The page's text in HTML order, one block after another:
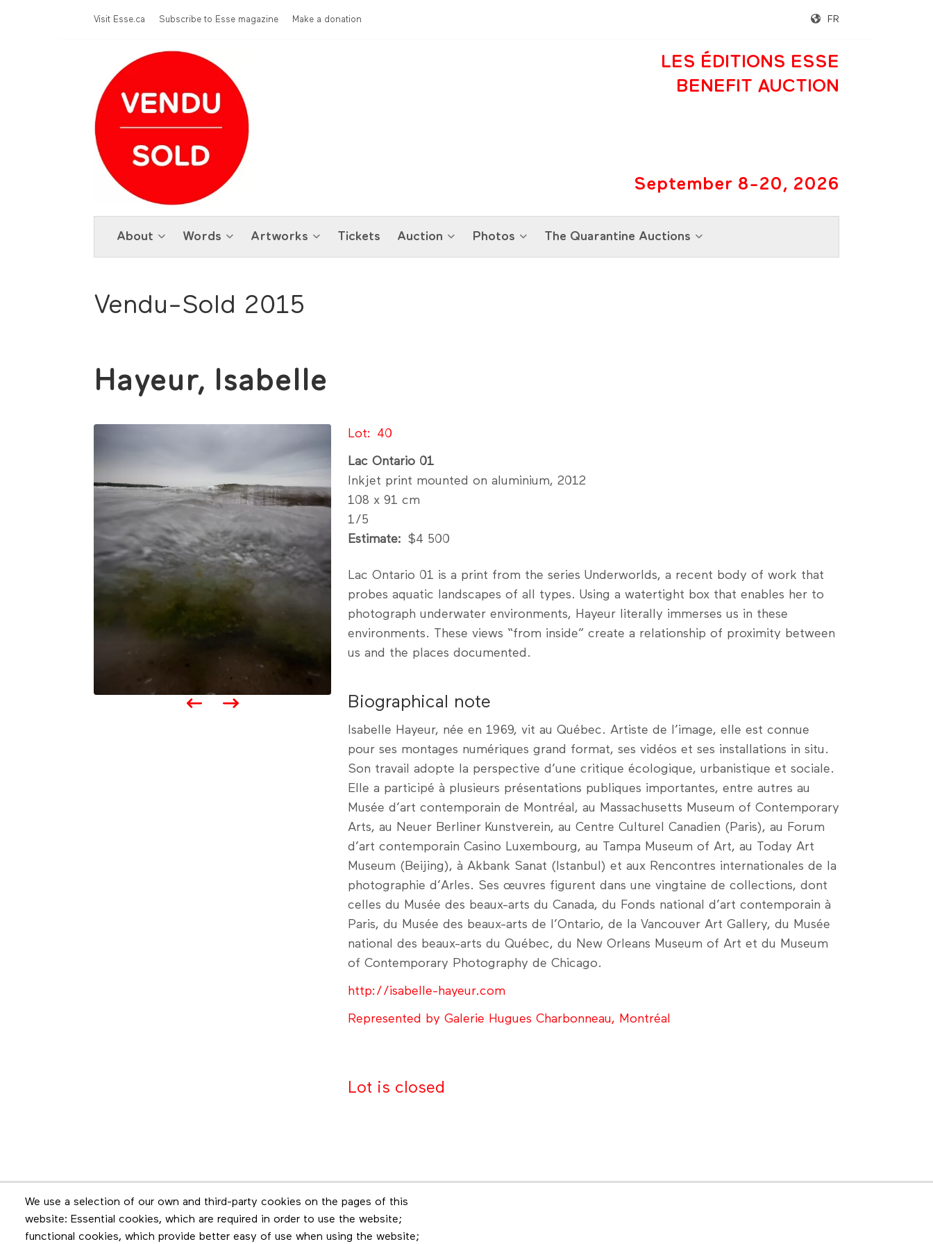
Menu Top
Visit Esse.ca Subscribe to Esse magazine Make a donation FR
LES ÉDITIONS ESSE
BENEFIT AUCTION
September 8-20, 2026
About Words Artworks Tickets Auction Photos The Quarantine Auctions
Vendu-Sold 2015
Hayeur, Isabelle
Lot 40
Lac Ontario 01
Inkjet print mounted on aluminium, 2012
108 x 91 cm
1/5
Estimate
$4 500
Lac Ontario 01 is a print from the series Underworlds, a recent body of work that
probes aquatic landscapes of all types. Using a watertight box that enables her to
photograph underwater environments, Hayeur literally immerses us in these
environments. These views “from inside” create a relationship of proximity between
us and the places documented.
Biographical note
Isabelle Hayeur, née en 1969, vit au Québec. Artiste de l’image, elle est connue
pour ses montages numériques grand format, ses vidéos et ses installations in situ.
Son travail adopte la perspective d’une critique écologique, urbanistique et sociale.
Elle a participé à plusieurs présentations publiques importantes, entre autres au
Musée d’art contemporain de Montréal, au Massachusetts Museum of Contemporary
Arts, au Neuer Berliner Kunstverein, au Centre Culturel Canadien (Paris), au Forum
d’art contemporain Casino Luxembourg, au Tampa Museum of Art, au Today Art
Museum (Beijing), à Akbank Sanat (Istanbul) et aux Rencontres internationales de la
photographie d’Arles. Ses œuvres figurent dans une vingtaine de collections, dont
celles du Musée des beaux-arts du Canada, du Fonds national d’art contemporain à
Paris, du Musée des beaux-arts de l’Ontario, de la Vancouver Art Gallery, du Musée
national des beaux-arts du Québec, du New Orleans Museum of Art et du Museum
of Contemporary Photography de Chicago.
http://isabelle-hayeur.com
Represented by Galerie Hugues Charbonneau, Montréal
Lot is closed
We use a selection of our own and third-party cookies on the pages of this
website: Essential cookies, which are required in order to use the website;
functional cookies, which provide better easy of use when using the website;
Newsletter
Stay in touch by subscribing to the newsletter